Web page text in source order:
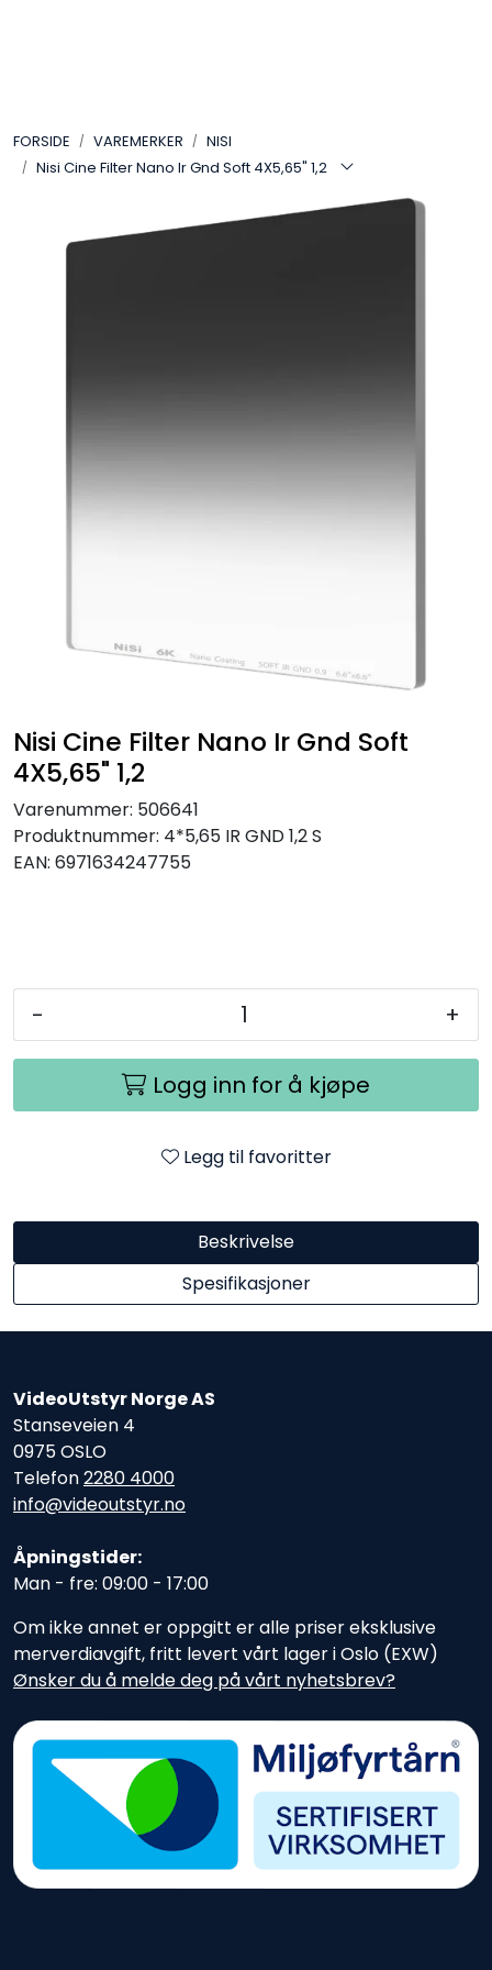
FORSIDE VAREMERKER
NISI
Nisi Cine Filter Nano Ir Gnd Soft 4X5,65" 1,2
Nisi Cine Filter Nano Ir Gnd Soft
4X5,65" 1,2
Varenummer: 506641
Produktnummer: 4*5,65 IR GND 1,2 S
EAN: 6971634247755
- +
Logg inn for å kjøpe
Legg til favoritter
Beskrivelse
Spesifikasjoner
VideoUtstyr Norge AS
Stanseveien 4
0975 OSLO
Telefon2280 4000
info@videoutstyr.no
Åpningstider:
Man - fre: 09:00 - 17:00
Om ikke annet er oppgitt er alle priser eksklusive
merverdiavgift, fritt levert vårt lager i Oslo (EXW)
Ønsker du å melde deg på vårt nyhetsbrev?
LYD